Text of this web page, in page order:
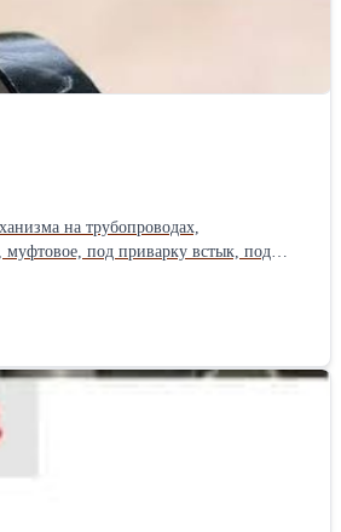
под приварку встык, под
WCB 10 Сальник WCB 11 Болт с
160 125 4-ф18 180 282 12.8 65 50.8 265
вес, кг 4,0 15 10 130 95 65 4-
160 125 4-ф18 180 282 18 65 50.8
135 100 4-ф18 125 211 7.9 32 24 180
11 25 24 210 135 100 4-ф18 160 238